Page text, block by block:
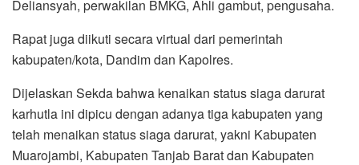
Deliansyah, perwakilan BMKG, Ahli gambut, pengusaha.
Rapat juga diikuti secara virtual dari pemerintah
kabupaten/kota, Dandim dan Kapolres.
Dijelaskan Sekda bahwa kenaikan status siaga darurat
karhutla ini dipicu dengan adanya tiga kabupaten yang
telah menaikan status siaga darurat, yakni Kabupaten
Muarojambi, Kabupaten Tanjab Barat dan Kabupaten